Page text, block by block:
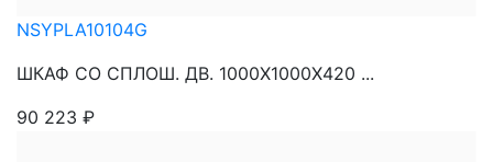
NSYPLA10104G
ШКАФ СО СПЛОШ. ДВ. 1000Х1000Х420 ...
90 223 ₽